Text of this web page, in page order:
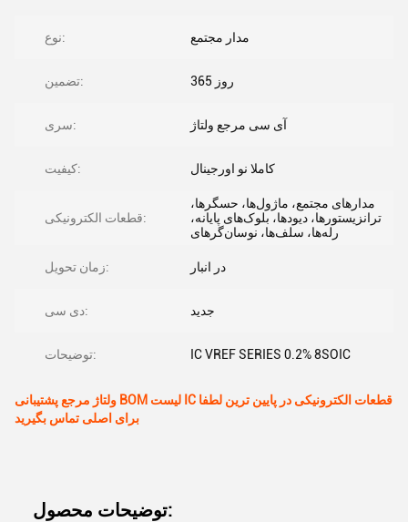
نوع: مدار مجتمع
تضمین: 365 روز
سری: آی سی مرجع ولتاژ
کیفیت: کاملا نو اورجینال
قطعات الکترونیکی:
مدارهای مجتمع، ماژول‌ها، حسگرها،
ترانزیستورها، دیودها، بلوک‌های پایانه،
رله‌ها، سلف‌ها، نوسان‌گرهای
زمان تحویل: در انبار
دی سی: جدید
توضیحات: IC VREF SERIES 0.2% 8SOIC
ولتاژ مرجع پشتیبانی BOM لیست IC قطعات الکترونیکی در پایین ترین لطفا
برای اصلی تماس بگیرید
توضیحات محصول: